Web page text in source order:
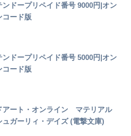
ンドープリペイド番号 9000円|オン
コード版
ンドープリペイド番号 5000円|オン
コード版
アート・オンライン マテリアル
ガーリィ・デイズ (電撃文庫)